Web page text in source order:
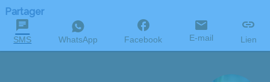
Partager
SMS WhatsApp Facebook E-mail Lien